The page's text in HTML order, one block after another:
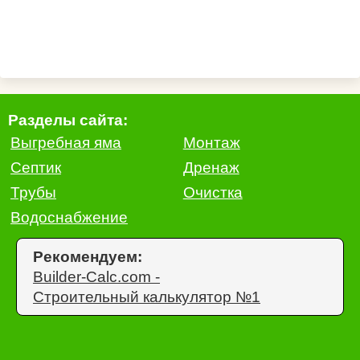
Разделы сайта:
Выгребная яма
Монтаж
Септик
Дренаж
Трубы
Очистка
Водоснабжение
Рекомендуем:
Builder-Calc.com -
Строительный калькулятор №1